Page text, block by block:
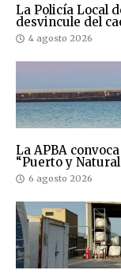
La Policía Local
desvincule del
4 agosto 2026
La APBA
“Puerto y
6 agosto 2026